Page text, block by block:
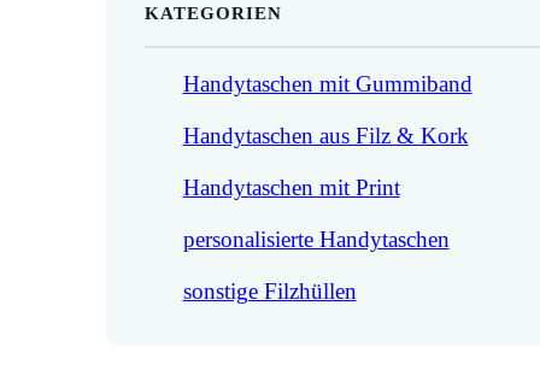
KATEGORIEN
Handytaschen mit Gummiband
Handytaschen aus Filz & Kork
Handytaschen mit Print
personalisierte Handytaschen
sonstige Filzhüllen